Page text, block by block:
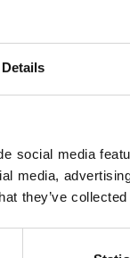
Details
social media
media,
they’ve
299KR
✓ Fri frakt
✓ Betala
✓ Gratis